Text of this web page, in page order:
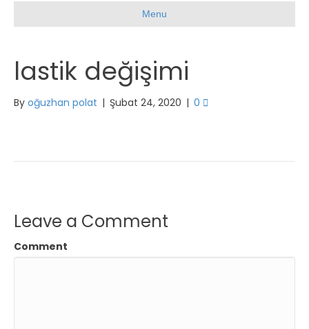
Menu
lastik değişimi
By oğuzhan polat | Şubat 24, 2020 | 0
Leave a Comment
Comment